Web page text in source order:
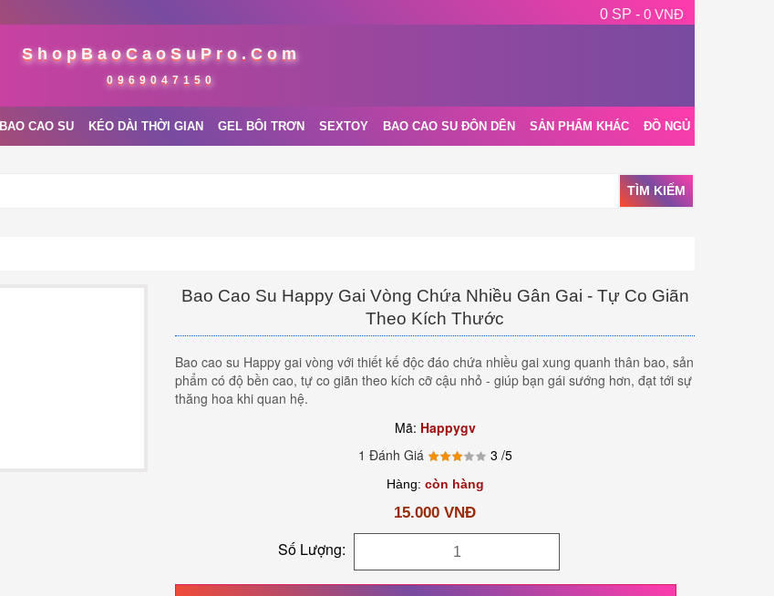
0 SP - 0 VNĐ
ShopBaoCaoSuPro.Com
0969047150
BAO CAO SU KÉO DÀI THỜI GIAN GEL BÔI TRƠN SEXTOY BAO CAO SU ĐÔN DÊN SẢN PHẨM KHÁC ĐỒ NGỦ NỘI Y
TÌM KIẾM
Bao Cao Su Happy Gai Vòng Chứa Nhiều Gân Gai - Tự Co Giãn
Theo Kích Thước
Bao cao su Happy gai vòng với thiết kế độc đáo chứa nhiều gai xung quanh thân bao, sản
phẩm có độ bền cao, tự co giãn theo kích cỡ cậu nhỏ - giúp bạn gái sướng hơn, đạt tới sự
thăng hoa khi quan hệ.
Mã: Happygv
1 Đánh Giá
3 /5
Hàng: còn hàng
15.000 VNĐ
Số Lượng: